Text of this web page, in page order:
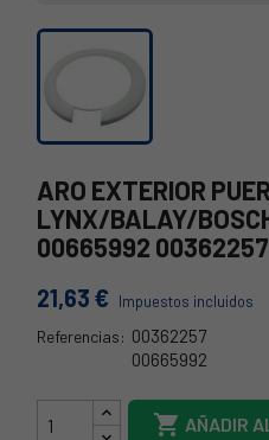
ARO EXTERIOR
LYNX/BALAY/
00665992 00362257
21,63 € Impuestos incluidos
Referencias: 00362257
00665992
 AÑADIR